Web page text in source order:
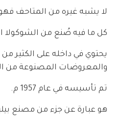
لا يشبه غيره من المتاحف
كل ما فيه صُنع من الشوكولا
يحتوي في داخله على الكثير
والمعروضات المصنوعة من
تم تأسيسه في عام 1957 م.
هو عبارة عن جزء من مصنع